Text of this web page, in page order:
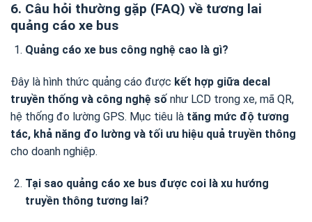
6. Câu hỏi thường gặp (FAQ) về tương lai
quảng cáo xe bus
Quảng cáo xe bus công nghệ cao là gì?
Đây là hình thức quảng cáo được kết hợp giữa decal
truyền thống và công nghệ số như LCD trong xe, mã QR,
hệ thống đo lường GPS. Mục tiêu là tăng mức độ tương
tác, khả năng đo lường và tối ưu hiệu quả truyền thông
cho doanh nghiệp.
Tại sao quảng cáo xe bus được coi là xu hướng
truyền thông tương lai?